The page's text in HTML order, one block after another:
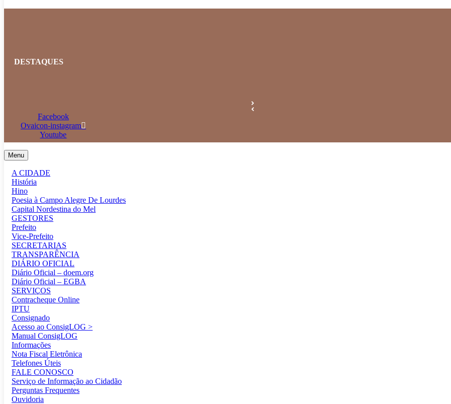
DESTAQUES
Facebook
Ovaicon-instagram
Youtube
Menu
A CIDADE
História
Hino
Poesia à Campo Alegre De Lourdes
Capital Nordestina do Mel
GESTORES
Prefeito
Vice-Prefeito
SECRETARIAS
TRANSPARÊNCIA
DIÁRIO OFICIAL
Diário Oficial – doem.org
Diário Oficial – EGBA
SERVIÇOS
Contracheque Online
IPTU
Consignado
Acesso ao ConsigLOG >
Manual ConsigLOG
Informações
Nota Fiscal Eletrônica
Telefones Úteis
FALE CONOSCO
Serviço de Informação ao Cidadão
Perguntas Frequentes
Ouvidoria